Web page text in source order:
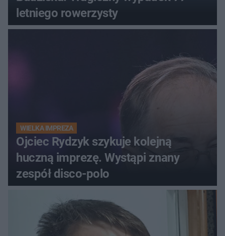
letniego rowerzysty
WIELKA IMPREZA
Ojciec Rydzyk szykuje kolejną
huczną imprezę. Wystąpi znany
zespół disco-polo